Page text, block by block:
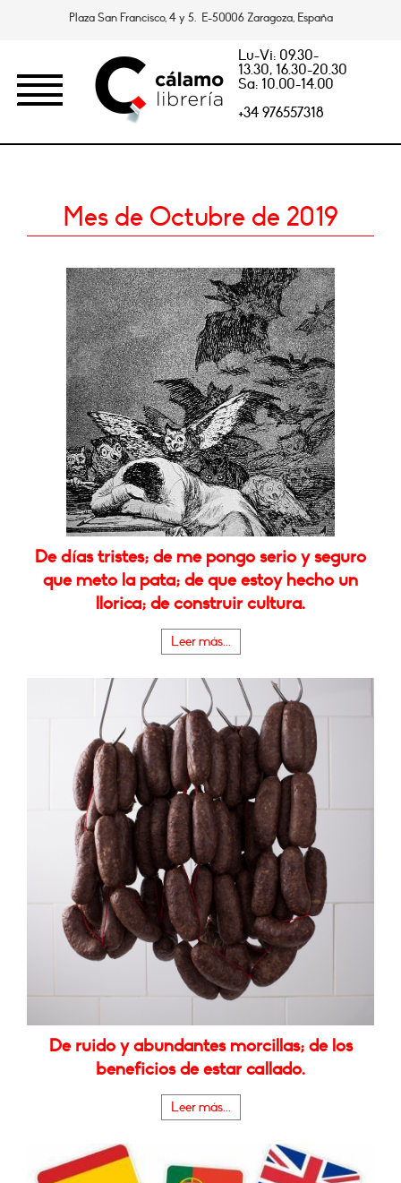
Plaza San Francisco, 4 y 5. E-50006 Zaragoza, España
Lu-Vi: 09.30-
13.30, 16.30-20.30
Sa: 10.00-14.00
+34 976557318
Mes de Octubre de 2019
De días tristes; de me pongo serio y seguro
que meto la pata; de que estoy hecho un
llorica; de construir cultura.
Leer más...
De ruido y abundantes morcillas; de los
beneficios de estar callado.
Leer más...